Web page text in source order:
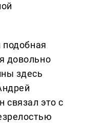
довольно
здесь
связал это с